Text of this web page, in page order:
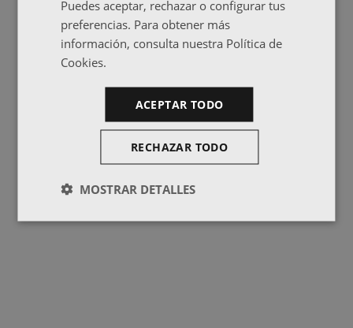
Puedes aceptar, rechazar o configurar tus
preferencias. Para obtener más
información, consulta nuestra Política de
Cookies.
ACEPTAR TODO
RECHAZAR TODO
MOSTRAR DETALLES